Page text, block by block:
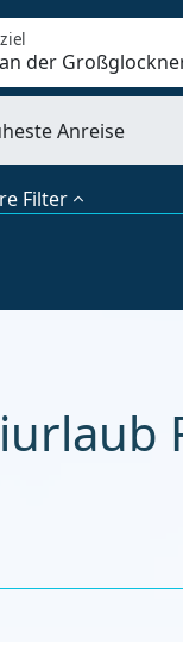
Anreise
Filter